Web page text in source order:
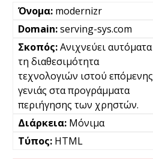
modernizr
serving-sys.com
Ανιχνεύει αυτόματα
τη διαθεσιμότητα
τεχνολογιών ιστού επόμενης
γενιάς στα προγράμματα
περιήγησης των χρηστών.
Μόνιμα
HTML